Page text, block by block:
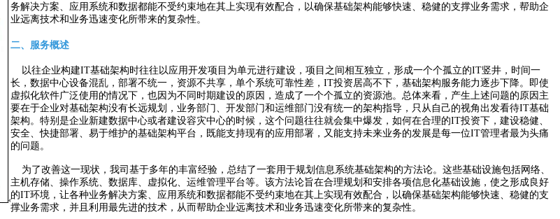
务解决方案、应用系统和数据都能不受约束地在其上实现有效配合，以确保基础架构能够快速、稳健的支撑业务需求，帮助企
业远离技术和业务迅速变化所带来的复杂性。
二、服务概述
以往企业构建IT基础架构时往往以应用开发项目为单元进行建设，项目之间相互独立，形成一个个孤立的IT竖井，时间一
长，数据中心设备混乱，部署不统一，资源不共享，单个系统可靠性差，IT投资居高不下，基础架构服务能力逐步下降。即使
虚拟化软件广泛使用的情况下，也因为不同时期建设的原因，造成了一个个孤立的资源池。总体来看，产生上述问题的原因主
要在于企业对基础架构没有长远规划，业务部门、开发部门和运维部门没有统一的架构指导，只从自己的视角出发看待IT基础
架构。特别是企业新建数据中心或者建设容灾中心的时候，这个问题往往就会集中爆发，如何在合理的IT投资下，建设稳健、
安全、快捷部署、易于维护的基础架构平台，既能支持现有的应用部署，又能支持未来业务的发展是每一位IT管理者最为头痛
的问题。
为了改善这一现状，我司基于多年的丰富经验，总结了一套用于规划信息系统基础架构的方法论。这些基础设施包括网络、
主机存储、操作系统、数据库、虚拟化、运维管理平台等。该方法论旨在合理规划和安排各项信息化基础设施，使之形成良好
的IT环境，让各种业务解决方案、应用系统和数据都能不受约束地在其上实现有效配合，以确保基础架构能够快速、稳健的支
撑业务需求，并且利用最先进的技术，从而帮助企业远离技术和业务迅速变化所带来的复杂性。